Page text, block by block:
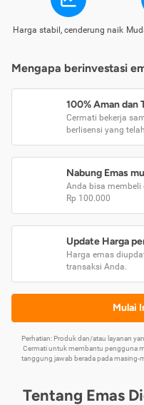
Harga stabil, cenderung naik
Mengapa berinvestasi
100% Aman dan
Cermati bekerja
berlisensi yang
Nabung Emas
Anda bisa membeli
Rp 100.000
Update Harga
Harga emas
transaksi Anda.
Mulai
Perhatian: Produk dan/atau layanan
Cermati untuk membantu pengguna
tanggung jawab berada pada masing-
Tentang Emas